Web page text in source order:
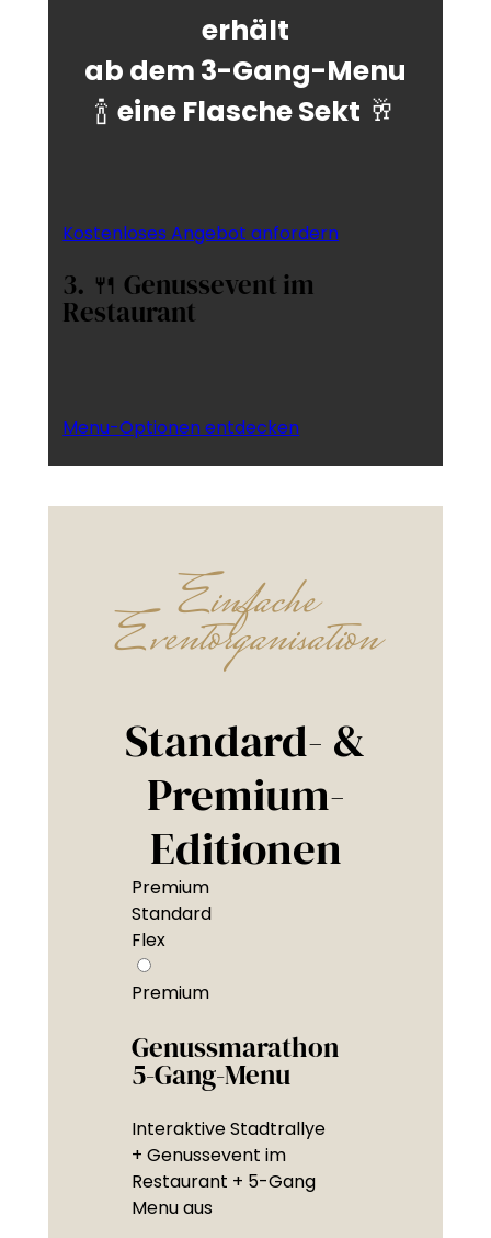
erhält
ab dem 3-Gang-Menu
🍾 eine Flasche Sekt 🥂
Kostenloses Angebot anfordern
3. 🍴 Genussevent im
Restaurant
Menu-Optionen entdecken
Einfache
Eventorganisation
Standard- &
Premium-
Editionen
Premium
Standard
Flex
Premium
Genussmarathon
5-Gang-Menu
Interaktive Stadtrallye
+ Genussevent im
Restaurant + 5-Gang
Menu aus